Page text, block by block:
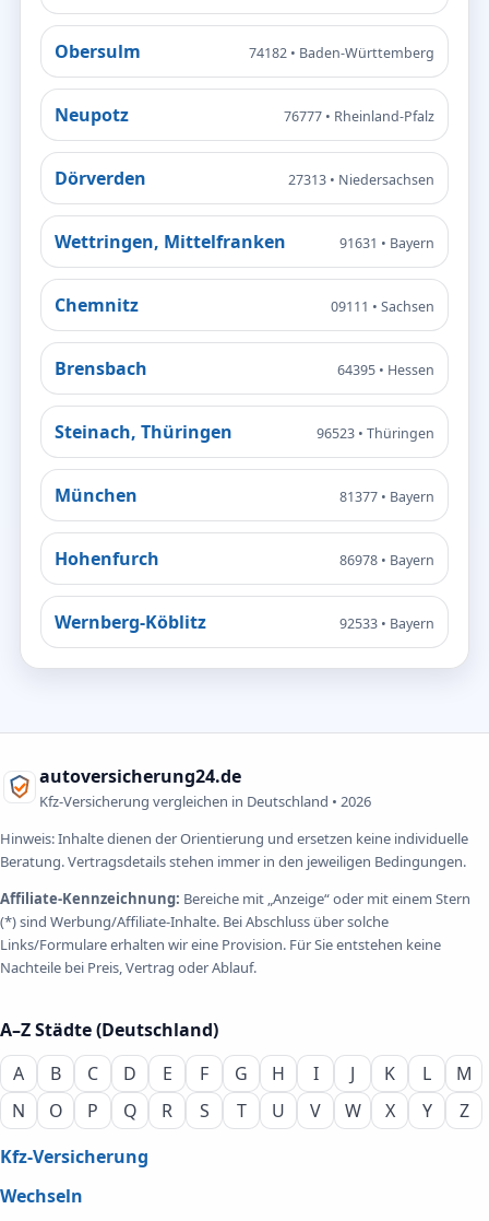
Obersulm 74182 • Baden-Württemberg
Neupotz 76777 • Rheinland-Pfalz
Dörverden 27313 • Niedersachsen
Wettringen, Mittelfranken 91631 • Bayern
Chemnitz 09111 • Sachsen
Brensbach 64395 • Hessen
Steinach, Thüringen 96523 • Thüringen
München 81377 • Bayern
Hohenfurch 86978 • Bayern
Wernberg-Köblitz 92533 • Bayern
autoversicherung24.de
Kfz-Versicherung vergleichen in Deutschland • 2026
Hinweis: Inhalte dienen der Orientierung und ersetzen keine individuelle
Beratung. Vertragsdetails stehen immer in den jeweiligen Bedingungen.
Affiliate-Kennzeichnung: Bereiche mit „Anzeige“ oder mit einem Stern
(*) sind Werbung/Affiliate-Inhalte. Bei Abschluss über solche
Links/Formulare erhalten wir eine Provision. Für Sie entstehen keine
Nachteile bei Preis, Vertrag oder Ablauf.
A–Z Städte (Deutschland)
A
B C D E F G H I J K L
M
N
O P Q R S T U V W X Y
Z
Kfz-Versicherung
Wechseln